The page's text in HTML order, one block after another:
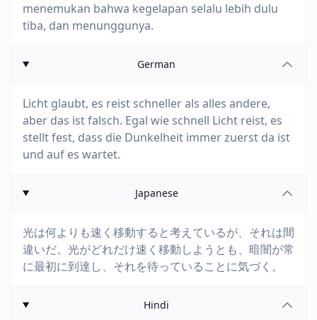
menemukan bahwa kegelapan selalu lebih dulu
tiba, dan menunggunya.
German
Licht glaubt, es reist schneller als alles andere,
aber das ist falsch. Egal wie schnell Licht reist, es
stellt fest, dass die Dunkelheit immer zuerst da ist
und auf es wartet.
Japanese
光は何よりも速く移動すると考えているが、それは間
違いだ。光がどれだけ速く移動しようとも、暗闇が常
に最初に到達し、それを待っていることに気づく。
Hindi